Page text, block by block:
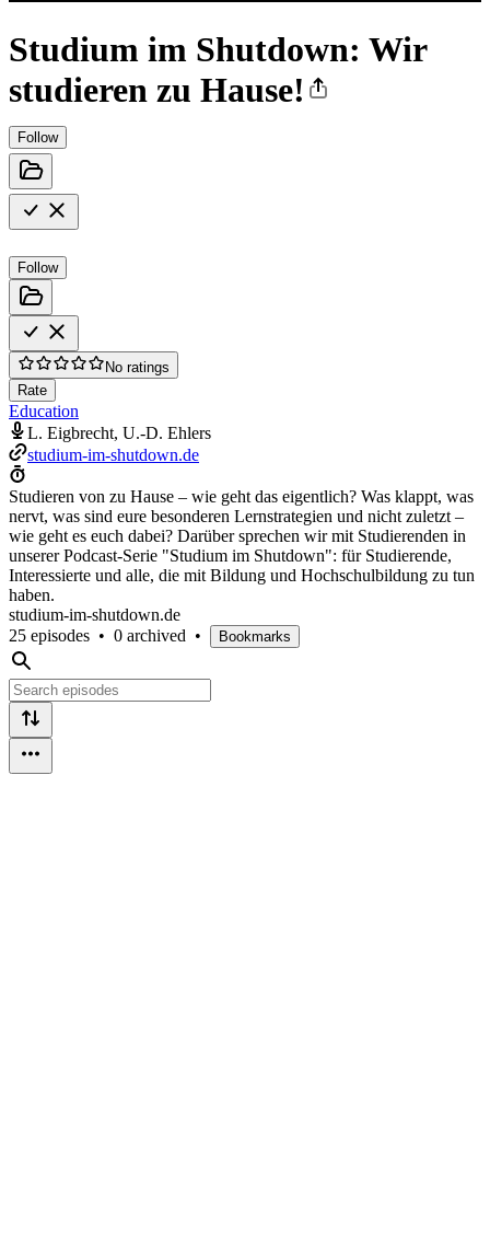
Studium im Shutdown: Wir
studieren zu Hause!
Follow
Follow
No ratings
Rate
Education
L. Eigbrecht, U.-D. Ehlers
studium-im-shutdown.de
Studieren von zu Hause – wie geht das eigentlich? Was klappt, was
nervt, was sind eure besonderen Lernstrategien und nicht zuletzt –
wie geht es euch dabei? Darüber sprechen wir mit Studierenden in
unserer Podcast-Serie "Studium im Shutdown": für Studierende,
Interessierte und alle, die mit Bildung und Hochschulbildung zu tun
haben.
studium-im-shutdown.de
25 episodes • 0 archived • Bookmarks